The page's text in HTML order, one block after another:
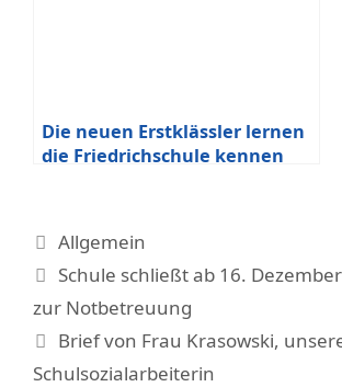
Die neuen Erstklässler lernen
die Friedrichschule kennen
Kategorien
Allgemein
Schule schließt ab 16.
zur Notbetreuung
Brief von Frau Krasowski,
Schulsozialarbeiterin